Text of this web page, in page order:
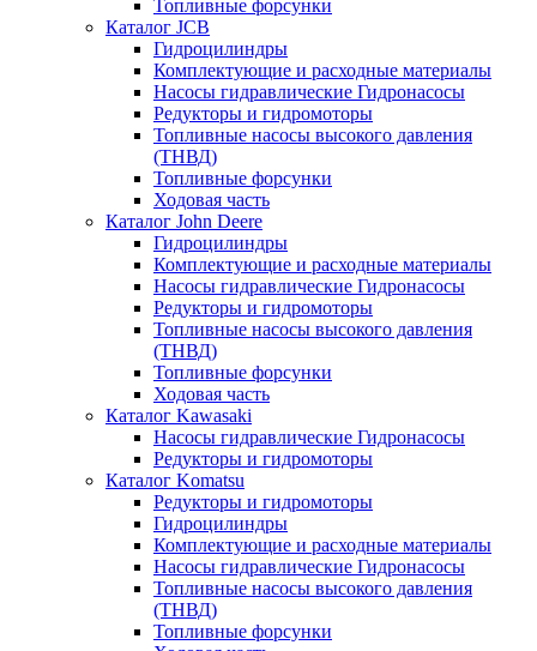
Топливные форсунки
Каталог JCB
Гидроцилиндры
Комплектующие и расходные материалы
Насосы гидравлические Гидронасосы
Редукторы и гидромоторы
Топливные насосы высокого давления
(ТНВД)
Топливные форсунки
Ходовая часть
Каталог John Deere
Гидроцилиндры
Комплектующие и расходные материалы
Насосы гидравлические Гидронасосы
Редукторы и гидромоторы
Топливные насосы высокого давления
(ТНВД)
Топливные форсунки
Ходовая часть
Каталог Kawasaki
Насосы гидравлические Гидронасосы
Редукторы и гидромоторы
Каталог Komatsu
Редукторы и гидромоторы
Гидроцилиндры
Комплектующие и расходные материалы
Насосы гидравлические Гидронасосы
Топливные насосы высокого давления
(ТНВД)
Топливные форсунки